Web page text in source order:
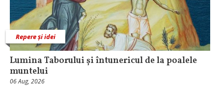
Repere și idei
Lumina Taborului și întunericul de la poalele
muntelui
06 Aug, 2026